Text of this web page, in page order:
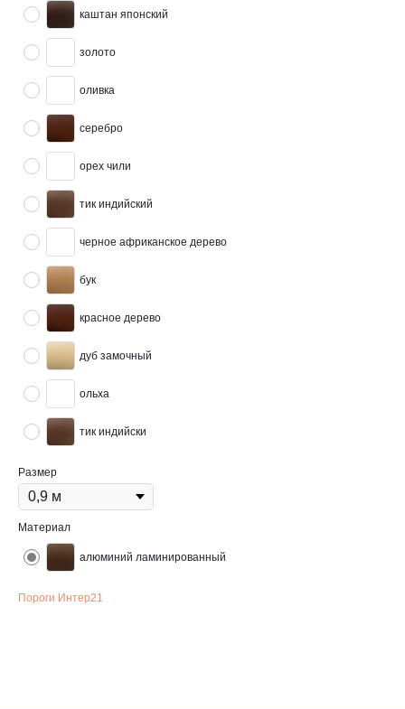
каштан японский
золото
оливка
серебро
орех чили
тик индийский
черное африканское дерево
бук
красное дерево
дуб замочный
ольха
тик индийски
Размер
Материал
алюминий ламинированный
Пороги Интер21